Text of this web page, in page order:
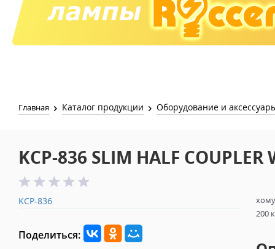
Распродажа Лампы
Главная Каталог продукции Оборудование и
KCP-836 SLIM HALF COUPLER
KCP-836
Поделиться:
200